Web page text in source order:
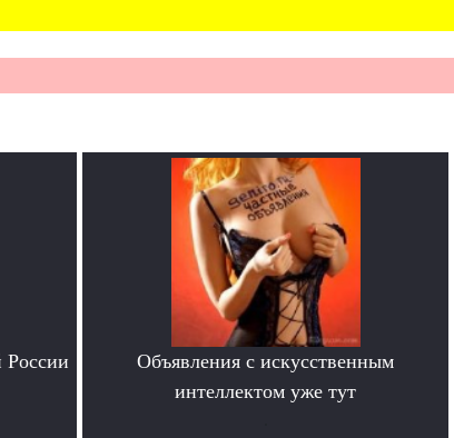
России
Объявления с искусственным
интеллектом уже тут